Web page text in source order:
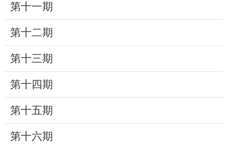
與
公
告
便
民
服
研
究
第十一期
第十二期
第十三期
第十四期
第十五期
第十六期